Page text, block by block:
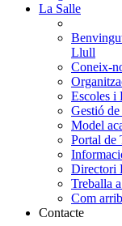
La Salle
Llull
Coneix-
Escoles i
Gestió
Model
Portal de
Directori
Treballa
Com
Contacte